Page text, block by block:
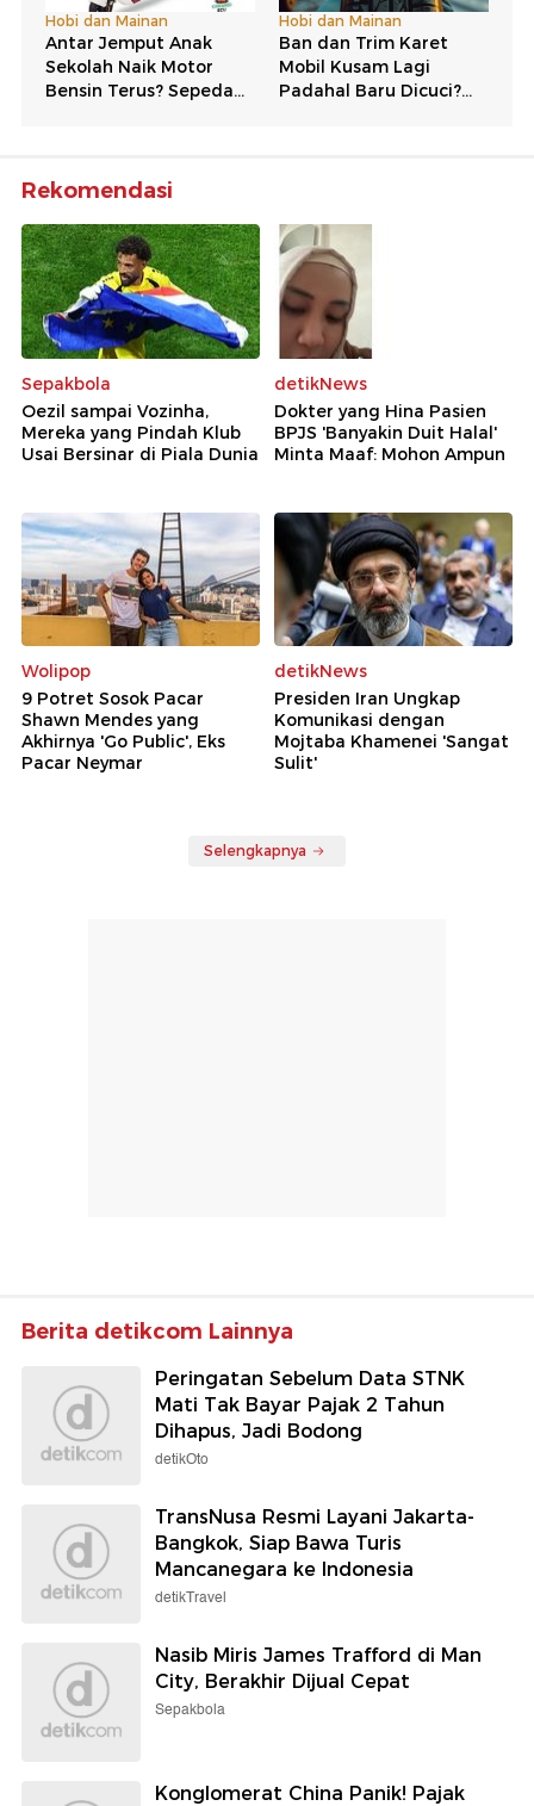
Rekomendasi
Sepakbola
Oezil sampai Vozinha,
Mereka yang Pindah Klub
Usai Bersinar di Piala Dunia
detikNews
Dokter yang Hina Pasien
BPJS 'Banyakin Duit Halal'
Minta Maaf: Mohon Ampun
Wolipop
9 Potret Sosok Pacar
Shawn Mendes yang
Akhirnya 'Go Public', Eks
Pacar Neymar
detikNews
Presiden Iran Ungkap
Komunikasi dengan
Mojtaba Khamenei 'Sangat
Sulit'
Selengkapnya
Berita detikcom Lainnya
Peringatan Sebelum Data STNK
Mati Tak Bayar Pajak 2 Tahun
Dihapus, Jadi Bodong
detikOto
TransNusa Resmi Layani Jakarta-
Bangkok, Siap Bawa Turis
Mancanegara ke Indonesia
detikTravel
Nasib Miris James Trafford di Man
City, Berakhir Dijual Cepat
Sepakbola
Konglomerat China Panik! Pajak